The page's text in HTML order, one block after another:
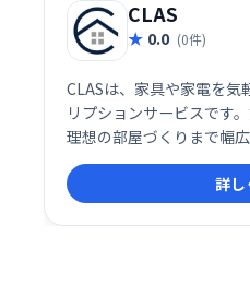
CLAS
0.0 (0件)
CLASは、家具や家電を気
リプションサービスです
理想の部屋づくりまで幅
軽に始められます。高価
ライフスタイルの変化に
す。多忙な方や、柔軟な
サービスです。
詳し